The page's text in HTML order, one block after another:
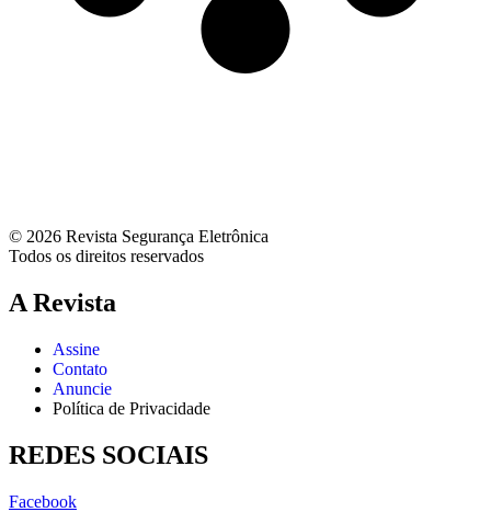
© 2026 Revista Segurança Eletrônica
Todos os direitos reservados
A Revista
Assine
Contato
Anuncie
Política de Privacidade
REDES SOCIAIS
Facebook